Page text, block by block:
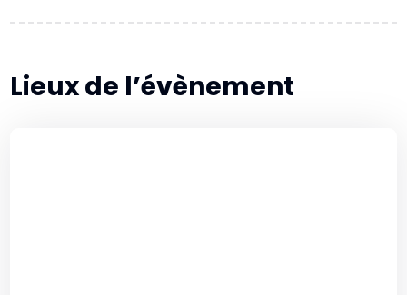
Lieux de l’évènement